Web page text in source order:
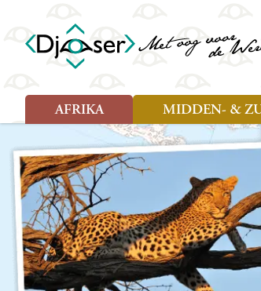
AFRIKA
Rondreis (26)
Familiereis (10)
Fietsreis (2)
Wandelreis (1)
Cultuur (3)
Natuur (6)
Nieuwe reizen
Landen
Botswana
Egypte
Ghana
Kaapverdië
Madagaskar
MIDDEN- &
Soort reizen
Familiereis (11)
Fietsreis (1)
Cultuur (9)
Natuur (13)